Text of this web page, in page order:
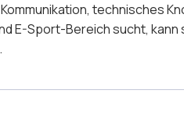
technisches
E-Sport-Bereich sucht,